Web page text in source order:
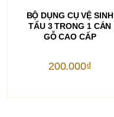
THÊM VÀO GIỎ HÀNG
BỘ DỤNG CỤ VỆ SINH
TẨU 3 TRONG 1 CÁN
GỖ CAO CẤP
200.000₫